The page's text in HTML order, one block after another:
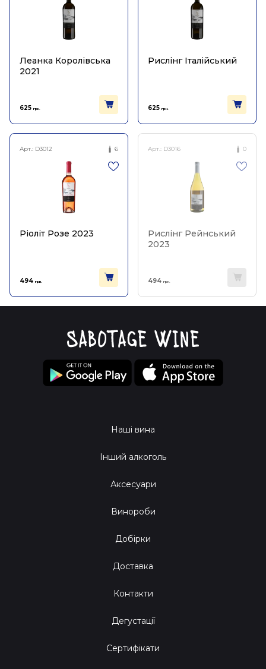
Леанка Королівська
2021
625 грн.
Рислінг Італійський
625 грн.
Арт.: D3012 6
Ріоліт Розе 2023
494 грн.
Арт.: D3016 0
Рислінг Рейнський
2023
494 грн.
Наші вина
Інший алкоголь
Аксесуари
Винороби
Добірки
Доставка
Контакти
Дегустації
Сертифікати